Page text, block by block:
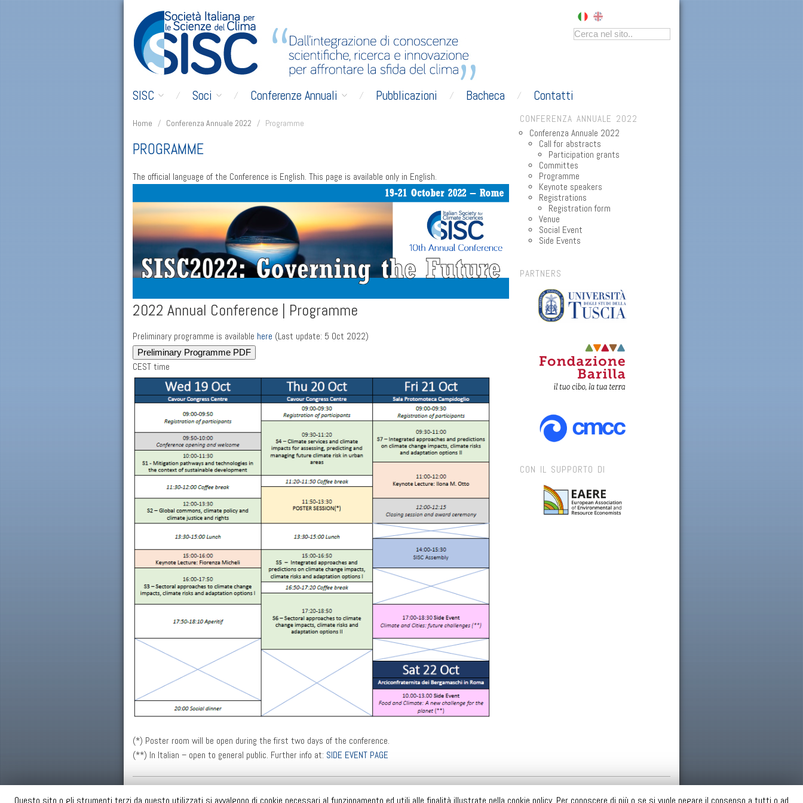
SISC Soci Conferenze Annuali Pubblicazioni Bacheca Contatti
Home / Conferenza Annuale 2022 / Programme
PROGRAMME
The official language of the Conference is English. This page is available only in English.
2022 Annual Conference | Programme
Preliminary programme is available here (Last update: 5 Oct 2022)
Preliminary Programme PDF
CEST time
(*) Poster room will be open during the first two days of the conference.
(**) In Italian – open to general public. Further info at: SIDE EVENT PAGE
CONFERENZA ANNUALE 2022
Conferenza Annuale 2022
Call for abstracts
Participation grants
Committes
Programme
Keynote speakers
Registrations
Registration form
Venue
Social Event
Side Events
PARTNERS
CON IL SUPPORTO DI
Copyright © 2026sisc
SISC SOCI CONFERENZA ANNUALE BACHECA NOTE LEGALI PRIVACY & COOKIES
Questo sito o gli strumenti terzi da questo utilizzati si avvalgono di cookie necessari al funzionamento ed utili alle finalità illustrate nella cookie policy. Per conoscere di più o se si vuole negare il consenso a tutti o ad